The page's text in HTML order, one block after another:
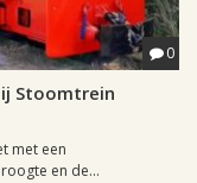
0
Stoomtrein
met een
en de...